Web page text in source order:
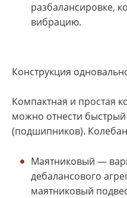
разбалансировке,
вибрацию.
Конструкция
Компактная и простая
можно отнести
(подшипников).
Маятниковый —
дебалансового
маятниковый